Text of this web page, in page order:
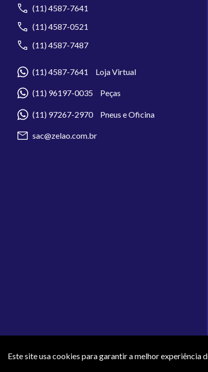
Este site usa cookies para garantir a melhor experiência
(11) 4587-7641
(11) 4587-0521
(11) 4587-7487
(11) 4587-7641 Loja Virtual
(11) 96197-0035 Peças
(11) 97267-2970 Pneus e Oficina
sac@zelao.com.br
Os preços e condições de pagamento apresentados